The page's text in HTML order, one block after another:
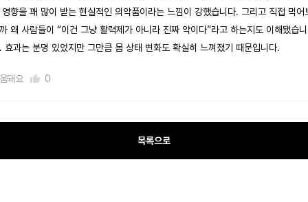
영향을 꽤 많이 받는 현실적인 의약품이라는 느낌이 강했습니다. 그리고 직접 먹어
왜 사람들이 “이건 그냥 활력제가 아니라 진짜 약이다”라고 하는지도 이해됐습니
효과는 분명 있었지만 그만큼 몸 상태 변화도 확실히 느껴졌기 때문입니다.
돼요 0
목록으로